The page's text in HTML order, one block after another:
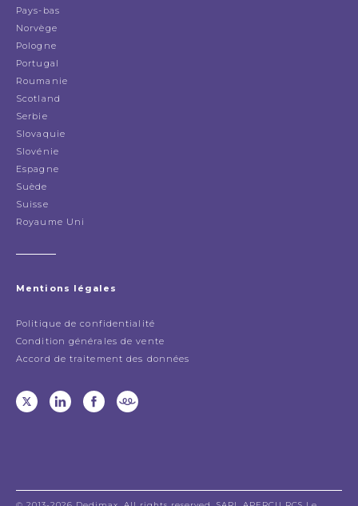
Pays-bas
Norvège
Pologne
Portugal
Roumanie
Scotland
Serbie
Slovaquie
Slovénie
Espagne
Suède
Suisse
Royaume Uni
Mentions légales
Politique de confidentialité
Condition générales de vente
Accord de traitement des données